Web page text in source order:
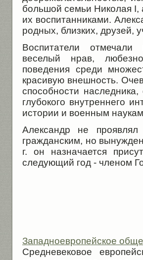
большой семьи Николая I,
их воспитанниками.
родных, близких, друзей,
Воспитатели отмечали
веселый нрав,
поведения среди
красивую внешность.
способности
глубокого внутреннего
истории и военным
Александр не
гражданским, но
г. он назначается
следующий год - членом
Западноевропейское
Средневековое